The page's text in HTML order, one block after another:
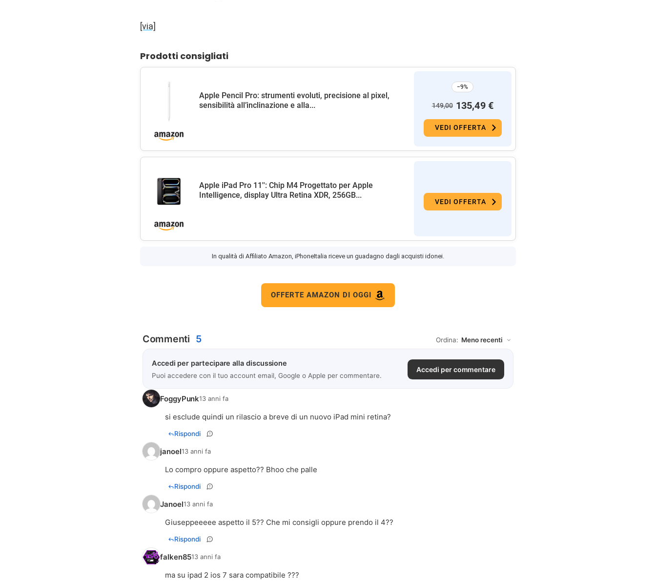
[via]
Prodotti consigliati
Apple Pencil Pro: strumenti evoluti, precisione al pixel,
sensibilità all’inclinazione e alla...
−9%
149,00 135,49 €
VEDI OFFERTA
Apple iPad Pro 11'': Chip M4 Progettato per Apple
Intelligence, display Ultra Retina XDR, 256GB...
VEDI OFFERTA
In qualità di Affiliato Amazon, iPhoneItalia riceve un guadagno dagli acquisti idonei.
OFFERTE AMAZON DI OGGI
Commenti 5 Ordina:
Accedi per partecipare alla discussione
Puoi accedere con il tuo account email, Google o Apple per commentare.
Accedi per commentare
FoggyPunk13 anni fa
si esclude quindi un rilascio a breve di un nuovo iPad mini retina?
Rispondi
janoel13 anni fa
Lo compro oppure aspetto?? Bhoo che palle
Rispondi
Janoel13 anni fa
Giuseppeeeee aspetto il 5?? Che mi consigli oppure prendo il 4??
Rispondi
falken8513 anni fa
ma su ipad 2 ios 7 sara compatibile ???